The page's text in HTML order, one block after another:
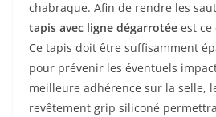
chabraque. Afin de rendre les
tapis avec ligne dégarrotée est
Ce tapis doit être suffisamment
pour prévenir les éventuels
meilleure adhérence sur la selle,
revêtement grip siliconé